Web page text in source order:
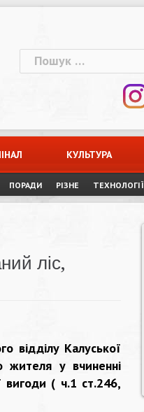
Пошук:
КУЛЬТУРА
ПОРАДИ РІЗНЕ ТЕХНОЛОГІЇ
ліс,
відділу Калуської
жителя у вчиненні
вигоди ( ч.1 ст.246,